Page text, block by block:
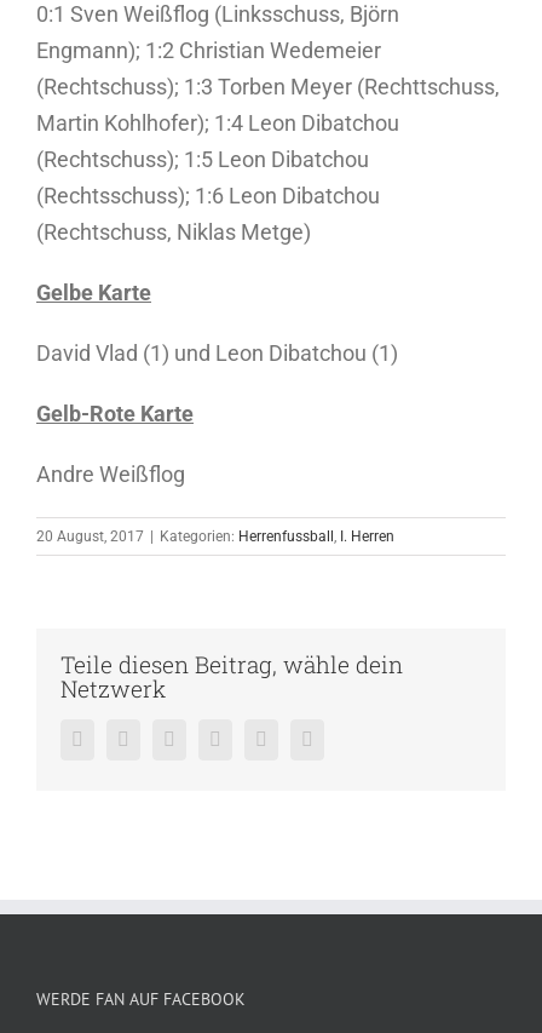
0:1 Sven Weißflog (Linksschuss, Björn
Engmann); 1:2 Christian Wedemeier
(Rechtschuss); 1:3 Torben Meyer (Rechttschuss,
Martin Kohlhofer); 1:4 Leon Dibatchou
(Rechtschuss); 1:5 Leon Dibatchou
(Rechtsschuss); 1:6 Leon Dibatchou
(Rechtschuss, Niklas Metge)
Gelbe Karte
David Vlad (1) und Leon Dibatchou (1)
Gelb-Rote Karte
Andre Weißflog
20 August, 2017 Kategorien: Herrenfussball , I. Herren
Teile diesen Beitrag, wähle dein
Netzwerk
FacebookTwitter Reddit LinkedInPinterest
WERDE FAN AUF FACEBOOK